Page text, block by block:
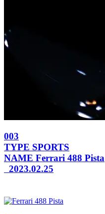
003
TYPE SPORTS
NAME Ferrari 488 Pista
2023.02.25